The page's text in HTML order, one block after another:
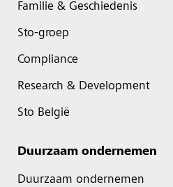
Familie & Geschiedenis
Sto-groep
Compliance
Research & Development
Sto België
Duurzaam ondernemen
Duurzaam ondernemen